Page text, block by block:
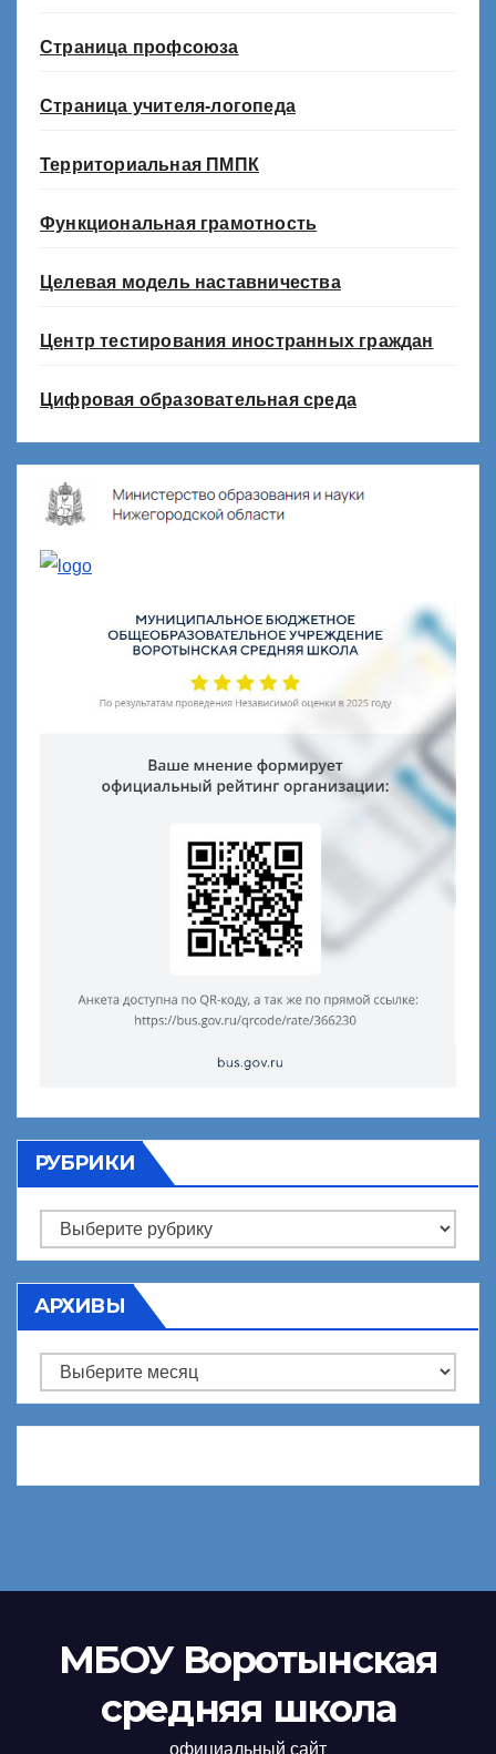
Страница профсоюза
Страница учителя-логопеда
Территориальная ПМПК
Функциональная грамотность
Целевая модель наставничества
Центр тестирования иностранных граждан
Цифровая образовательная среда
РУБРИКИ
Рубрики
АРХИВЫ
Архивы
МБОУ Воротынская
средняя школа
официальный сайт